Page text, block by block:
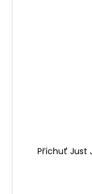
Příchuť Just